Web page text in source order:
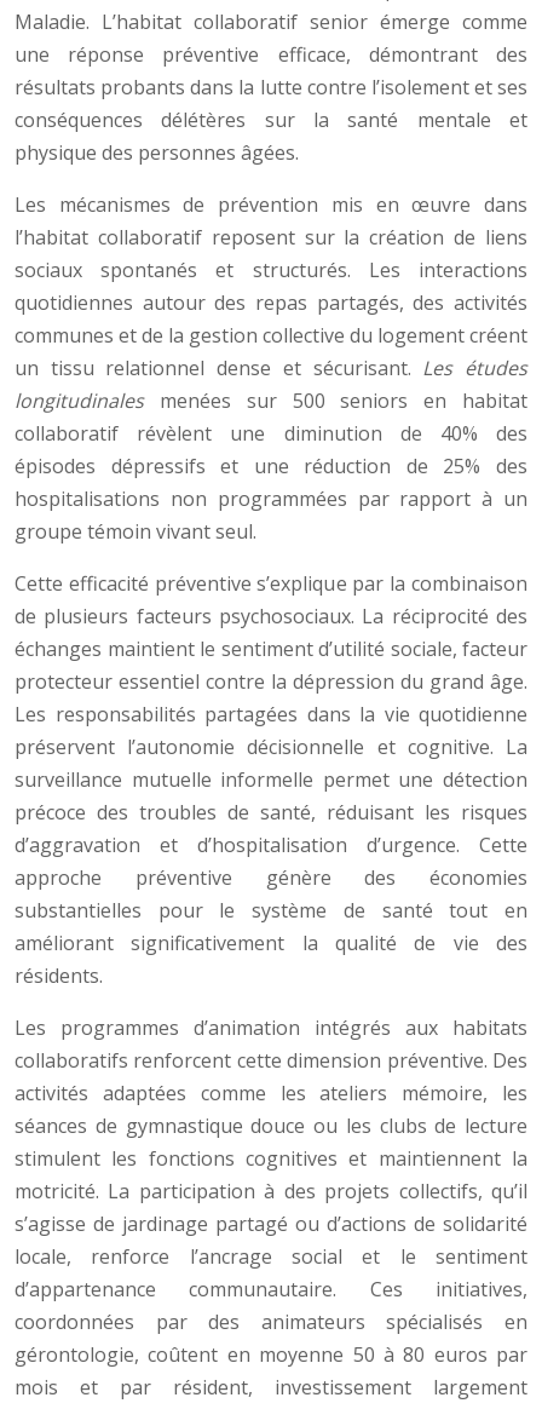
Maladie. L’habitat collaboratif senior émerge comme
une réponse préventive efficace, démontrant des
résultats probants dans la lutte contre l’isolement et ses
conséquences délétères sur la santé mentale et
physique des personnes âgées.
Les mécanismes de prévention mis en œuvre dans
l’habitat collaboratif reposent sur la création de liens
sociaux spontanés et structurés. Les interactions
quotidiennes autour des repas partagés, des activités
communes et de la gestion collective du logement créent
un tissu relationnel dense et sécurisant. Les études
longitudinalesmenées sur 500 seniors en habitat
collaboratif révèlent une diminution de 40% des
épisodes dépressifs et une réduction de 25% des
hospitalisations non programmées par rapport à un
groupe témoin vivant seul.
Cette efficacité préventive s’explique par la combinaison
de plusieurs facteurs psychosociaux. La réciprocité des
échanges maintient le sentiment d’utilité sociale, facteur
protecteur essentiel contre la dépression du grand âge.
Les responsabilités partagées dans la vie quotidienne
préservent l’autonomie décisionnelle et cognitive. La
surveillance mutuelle informelle permet une détection
précoce des troubles de santé, réduisant les risques
d’aggravation et d’hospitalisation d’urgence. Cette
approche préventive génère des économies
substantielles pour le système de santé tout en
améliorant significativement la qualité de vie des
résidents.
Les programmes d’animation intégrés aux habitats
collaboratifs renforcent cette dimension préventive. Des
activités adaptées comme les ateliers mémoire, les
séances de gymnastique douce ou les clubs de lecture
stimulent les fonctions cognitives et maintiennent la
motricité. La participation à des projets collectifs, qu’il
s’agisse de jardinage partagé ou d’actions de solidarité
locale, renforce l’ancrage social et le sentiment
d’appartenance communautaire. Ces initiatives,
coordonnées par des animateurs spécialisés en
gérontologie, coûtent en moyenne 50 à 80 euros par
mois et par résident, investissement largement